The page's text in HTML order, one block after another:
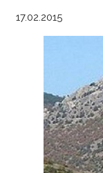
17.02.2015